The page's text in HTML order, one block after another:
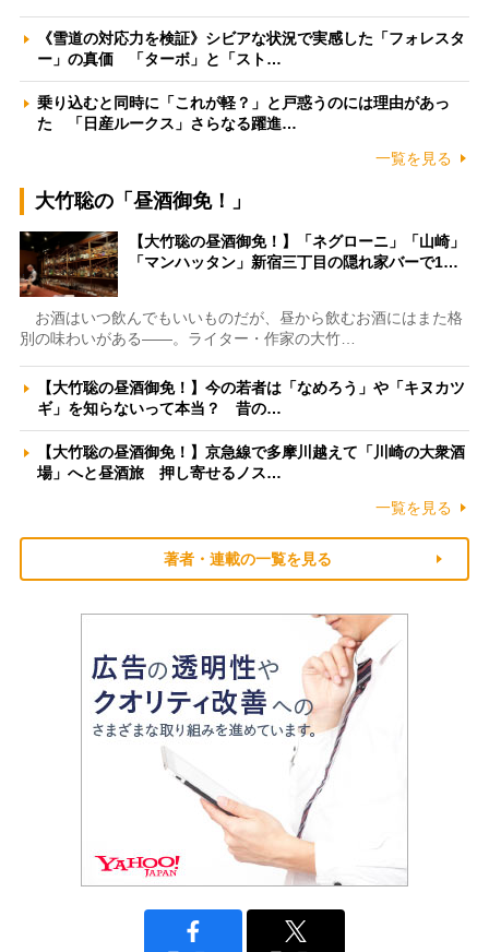
《雪道の対応力を検証》シビアな状況で実感した「フォレスタ
ー」の真価 「ターボ」と「スト…
乗り込むと同時に「これが軽？」と戸惑うのには理由があっ
た 「日産ルークス」さらなる躍進…
一覧を見る
大竹聡の「昼酒御免！」
【大竹聡の昼酒御免！】「ネグローニ」「山崎」
「マンハッタン」新宿三丁目の隠れ家バーで1…
お酒はいつ飲んでもいいものだが、昼から飲むお酒にはまた格
別の味わいがある――。ライター・作家の大竹…
【大竹聡の昼酒御免！】今の若者は「なめろう」や「キヌカツ
ギ」を知らないって本当？ 昔の…
【大竹聡の昼酒御免！】京急線で多摩川越えて「川崎の大衆酒
場」へと昼酒旅 押し寄せるノス…
一覧を見る
著者・連載の一覧を見る